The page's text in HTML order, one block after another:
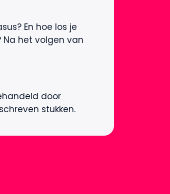
En hoe los je
Na het volgen van
door
stukken.